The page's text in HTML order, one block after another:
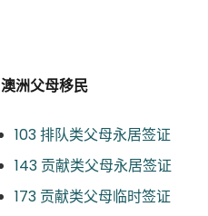
澳洲父母移民
103 排队类父母永居签证​
143 贡献类父母永居签证
173 贡献类父母临时签证